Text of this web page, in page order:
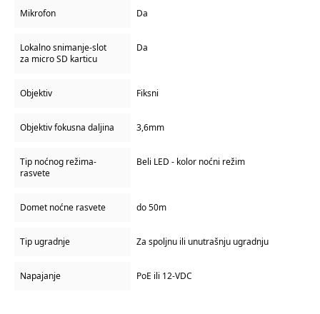
Mikrofon Da
Lokalno snimanje-slot
za micro SD karticu
Da
Objektiv Fiksni
Objektiv fokusna daljina 3,6mm
Tip noćnog režima-
rasvete
Beli LED - kolor noćni režim
Domet noćne rasvete do 50m
Tip ugradnje Za spoljnu ili unutrašnju ugradnju
Napajanje PoE ili 12-VDC